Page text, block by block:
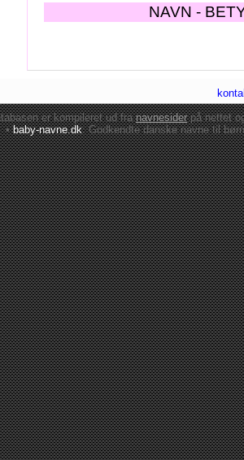
NAVN -
er kompileret ud franavnesiderpå nettet
•baby-navne.dk: Godkendte danskenavne til børn